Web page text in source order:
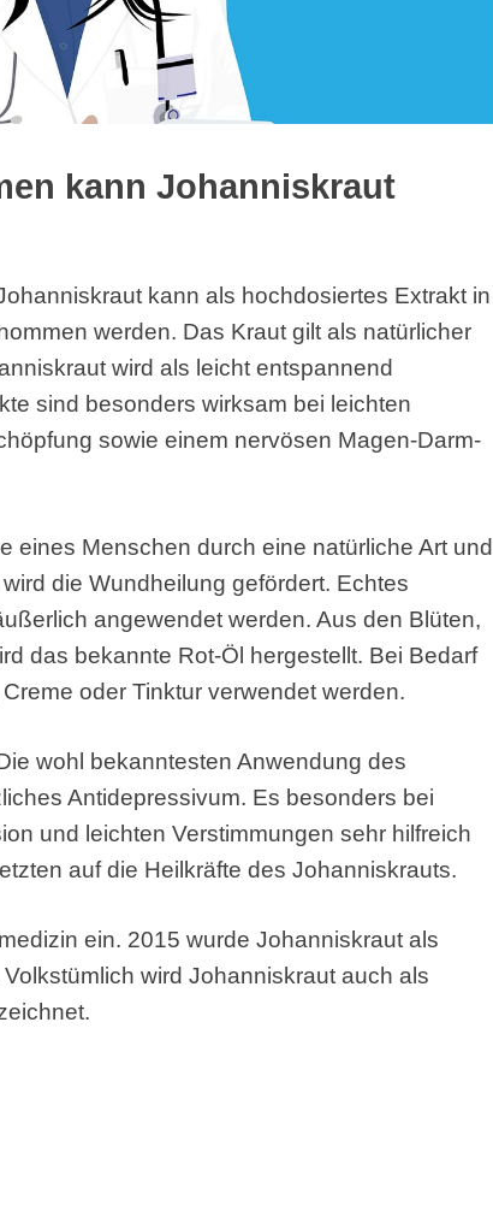
kann Johanniskraut
kann als hochdosiertes Extrakt in
werden. Das Kraut gilt als natürlicher
wird als leicht entspannend
sind besonders wirksam bei leichten
sowie einem nervösen Magen-Darm-
eines Menschen durch eine natürliche Art und
die Wundheilung gefördert. Echtes
angewendet werden. Aus den Blüten,
das bekannte Rot-Öl hergestellt. Bei Bedarf
oder Tinktur verwendet werden.
wohl bekanntesten Anwendung des
Antidepressivum. Es besonders bei
und leichten Verstimmungen sehr hilfreich
auf die Heilkräfte des Johanniskrauts.
ein. 2015 wurde Johanniskraut als
wird Johanniskraut auch als